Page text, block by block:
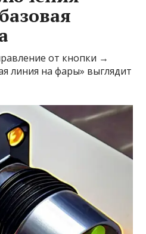
от кнопки →
линия на фары» выглядит